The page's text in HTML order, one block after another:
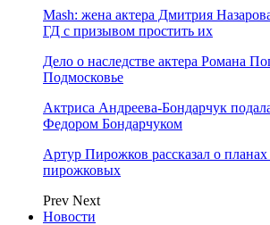
Mash: жена актера Дмитрия
ГД с призывом простить их
Дело о наследстве актера Романа
Подмосковье
Актриса Андреева-Бондарчук
Федором Бондарчуком
Артур Пирожков рассказал о планах
пирожковых
Prev Next
Новости